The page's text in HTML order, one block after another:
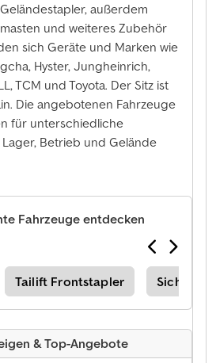
außerdem
und weiteres Zubehör
sich Geräte und Marken wie
Hyster, Jungheinrich,
TCM und Toyota. Der Sitz ist
Die angebotenen Fahrzeuge
für unterschiedliche
Betrieb und Gelände
Fahrzeuge entdecken
Tailift Frontstapler
& Top-Angebote